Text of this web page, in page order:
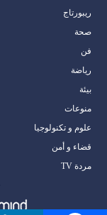
ريبورتاج
صحة
فن
رياضة
بيئة
منوعات
علوم و تكنولوجيا
قضاء و أمن
مردة TV